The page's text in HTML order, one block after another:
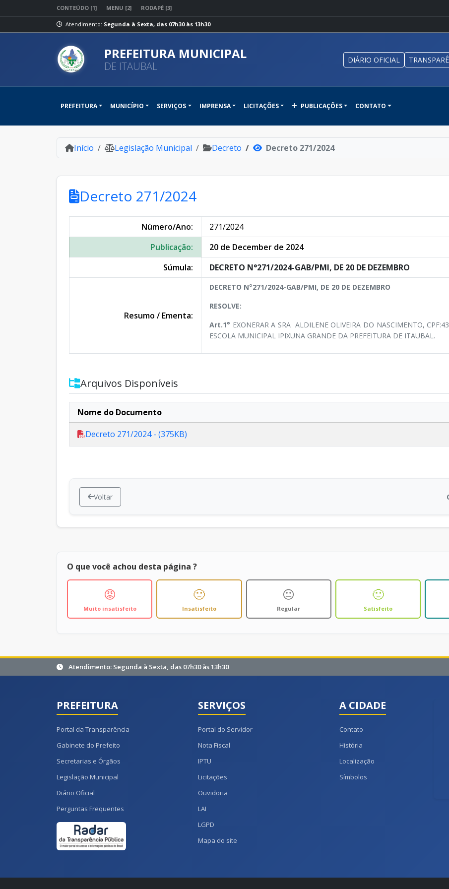
CONTEÚDO [1] MENU [2] RODAPÉ [3]
Atendimento: Segunda à Sexta, das 07h30 às 13h30
PREFEITURA MUNICIPAL
DE ITAUBAL DIÁRIO OFICIAL
PREFEITURA MUNICÍPIO SERVIÇOS IMPRENSA LICITAÇÕES PUBLICAÇÕES CONTATO
Início Legislação Municipal Decreto Decreto 271/2024
Decreto 271/2024
Número/Ano:
271/2024
Publicação:
20 de December de 2024
Súmula:
DECRETO N°271/2024-GAB/PMI, DE 20 DE DEZEMBRO
Resumo / Ementa:
DECRETO N°271/2024-GAB/PMI, DE 20 DE DEZEMBRO
RESOLVE:
Art.1° EXONERAR A SRA ALDILENE OLIVEIRA DO NASCIMENTO,
ESCOLA MUNICIPAL IPIXUNA GRANDE DA PREFEITURA DE ITAUBAL.
Arquivos Disponíveis
Nome do Documento
Decreto 271/2024 - (375KB)
Voltar
O que você achou desta página ?
😡
Muito insatisfeito
🙁
Insatisfeito
😐
Regular
🙂
Satisfeito
Atendimento: Segunda à Sexta, das 07h30 às 13h30
PREFEITURA
Portal da Transparência
Gabinete do Prefeito
Secretarias e Órgãos
Legislação Municipal
Diário Oficial
Perguntas Frequentes
SERVIÇOS
Portal do Servidor
Nota Fiscal
IPTU
Licitações
Ouvidoria
LAI
LGPD
Mapa do site
A CIDADE
Contato
História
Localização
Símbolos